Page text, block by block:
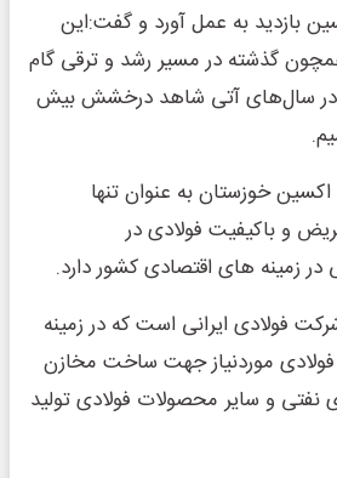
بازدید به عمل آورد و گفت:این
گذشته در مسیر رشد و ترقی گام
در سال‌های آتی شاهد درخشش بیش
خوزستان به عنوان تنها
و باکیفیت فولادی در
در زمینه های اقتصادی کشور دارد.
فولادی ایرانی است که در زمینه
موردنیاز جهت ساخت مخازن
نفتی و سایر محصولات فولادی تولید